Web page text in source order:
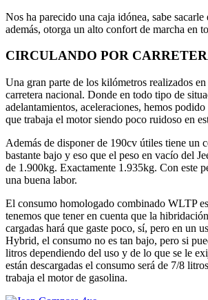
Nos ha parecido una caja idónea, sabe
además, otorga un alto confort de marcha en
CIRCULANDO POR
Una gran parte de los kilómetros realizados
carretera nacional. Donde en todo tipo de
adelantamientos, aceleraciones, hemos
que trabaja el motor siendo poco ruidoso en
Además de disponer de 190cv útiles tiene un
bastante bajo y eso que el peso en vacío del
de 1.900kg. Exactamente 1.935kg. Con este
una buena labor.
El consumo homologado combinado WLTP
tenemos que tener en cuenta que la
cargadas hará que gaste poco, sí, pero en un
Hybrid, el consumo no es tan bajo, pero si
litros dependiendo del uso y de lo que se le
están descargadas el consumo será de 7/8
trabaja el motor de gasolina.